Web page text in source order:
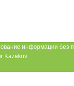
информации без
Kazakov